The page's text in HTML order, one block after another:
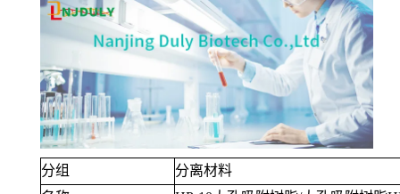
分组
分离材料